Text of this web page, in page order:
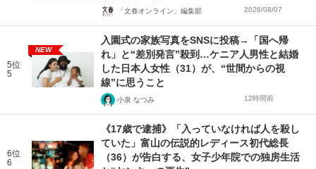
「文春オンライン」編集部 2026/08/07
5位
5
NEW
入園式の家族写真をSNSに投稿→「国へ帰
れ」と“差別発言”殺到…ケニア人男性と結婚
した日本人女性（31）が、“世間からの視
線”に思うこと
小泉 なつみ 12時間前
6位
6
《17歳で逮捕》「入っていなければ人を殺し
ていた」富山の伝説的レディース初代総長
（36）が告白する、女子少年院での独房生活